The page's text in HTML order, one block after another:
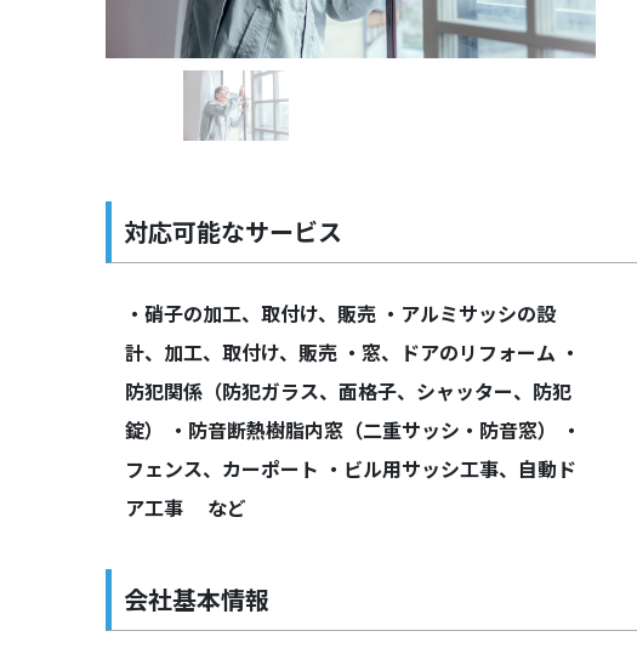
対応可能なサービス
・硝子の加工、取付け、販売 ・アルミサッシの設
計、加工、取付け、販売 ・窓、ドアのリフォーム ・
防犯関係（防犯ガラス、面格子、シャッター、防犯
錠） ・防音断熱樹脂内窓（二重サッシ・防音窓） ・
フェンス、カーポート ・ビル用サッシ工事、自動ド
ア工事 など
会社基本情報